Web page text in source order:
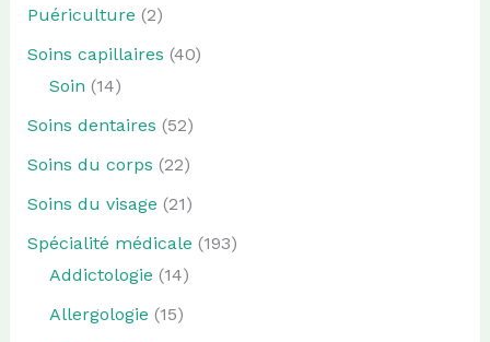
Puériculture (2)
Soins capillaires (40)
Soin (14)
Soins dentaires (52)
Soins du corps (22)
Soins du visage (21)
Spécialité médicale (193)
Addictologie (14)
Allergologie (15)